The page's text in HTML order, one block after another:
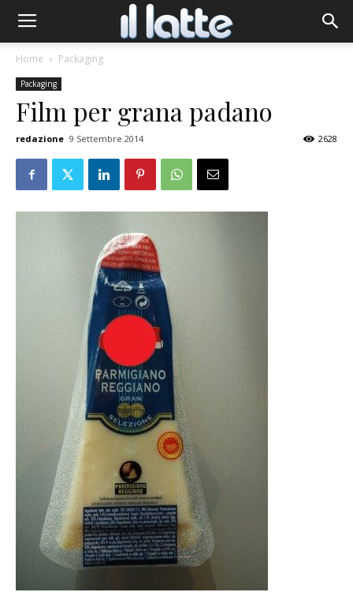
Home Packaging
Packaging
Film per grana padano
redazione 9 Settembre 2014 2628